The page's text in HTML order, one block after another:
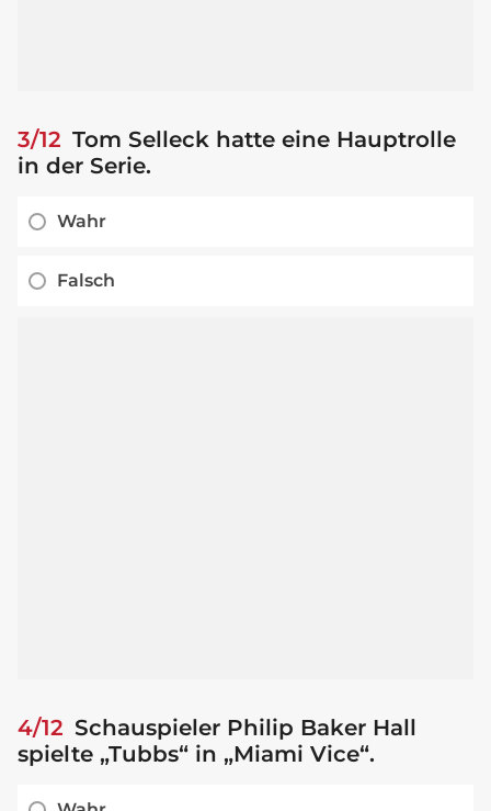
3/12 Tom Selleck hatte eine Hauptrolle
in der Serie.
Wahr
Falsch
4/12 Schauspieler Philip Baker Hall
spielte „Tubbs“ in „Miami Vice“.